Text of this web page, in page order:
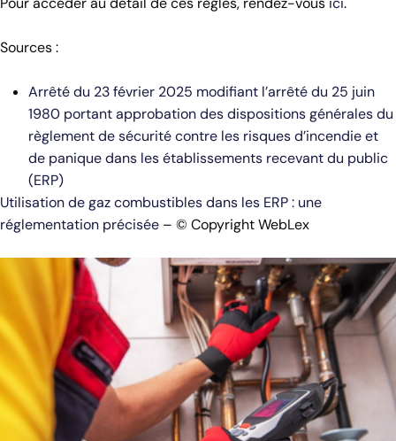
Sources :
Arrêté du 23 février 2025 modifiant l’arrêté du 25 juin
1980 portant approbation des dispositions générales du
règlement de sécurité contre les risques d’incendie et
de panique dans les établissements recevant du public
(ERP)
Utilisation de gaz combustibles dans les ERP : une
réglementation précisée – © Copyright WebLex